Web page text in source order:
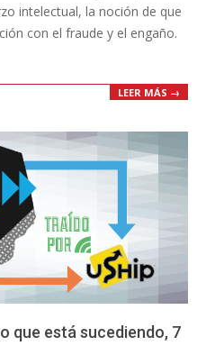
intelectual, la noción de que
con el fraude y el engaño.
LEER MÁS →
que está sucediendo, 7